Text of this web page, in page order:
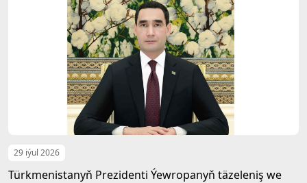
29 iýul 2026
Türkmenistanyň Prezidenti Ýewropanyň täzeleniş we